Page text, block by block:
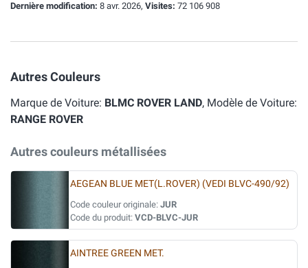
Dernière modification: 8 avr. 2026, Visites: 72 106 908
Autres Couleurs
Marque de Voiture: BLMC ROVER LAND, Modèle de Voiture:
RANGE ROVER
Autres couleurs métallisées
AEGEAN BLUE MET(L.ROVER) (VEDI BLVC-490/92)
Code couleur originale: JUR
Code du produit: VCD-BLVC-JUR
AINTREE GREEN MET.